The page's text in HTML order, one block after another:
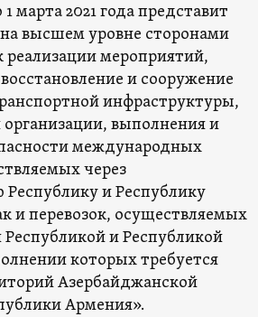
марта 2021 года представит
высшем уровне сторонами
реализации мероприятий,
и сооружение
инфраструктуры,
выполнения и
международных
через
и Республику
и перевозок, осуществляемых
и Республикой
которых требуется
Азербайджанской
Армения».